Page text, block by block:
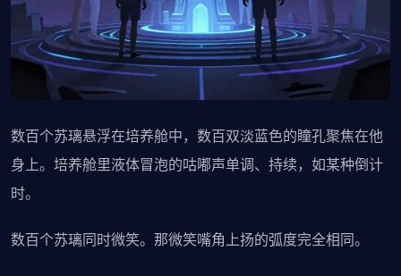
数百个苏璃悬浮在培养舱中，数百双淡蓝色的瞳孔聚焦在他
身上。培养舱里液体冒泡的咕嘟声单调、持续，如某种倒计
时。
数百个苏璃同时微笑。那微笑嘴角上扬的弧度完全相同。